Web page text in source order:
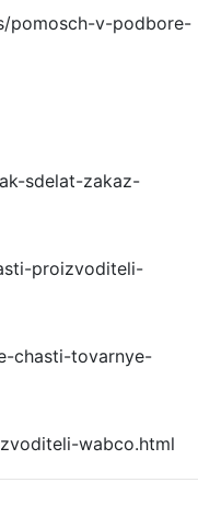
pomosch-v-podbore-
sdelat-zakaz-
proizvoditeli-
chasti-tovarnye-
wabco.html